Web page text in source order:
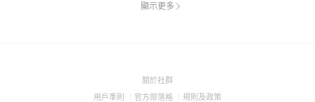
顯示更多
關於社群(Open
用戶準則 (Open
官方部落格 (Open
規則及政策(Open